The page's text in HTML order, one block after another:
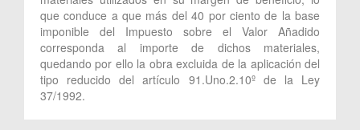
que conduce a que más del 40 por ciento de la base
imponible del Impuesto sobre el Valor Añadido
corresponda al importe de dichos materiales,
quedando por ello la obra excluida de la aplicación del
tipo reducido del artículo 91.Uno.2.10º de la Ley
37/1992.